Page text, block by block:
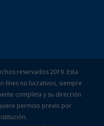
reservados 2019. Esta
fines no lucrativos, siempre
completa y su dirección
permiso previo por